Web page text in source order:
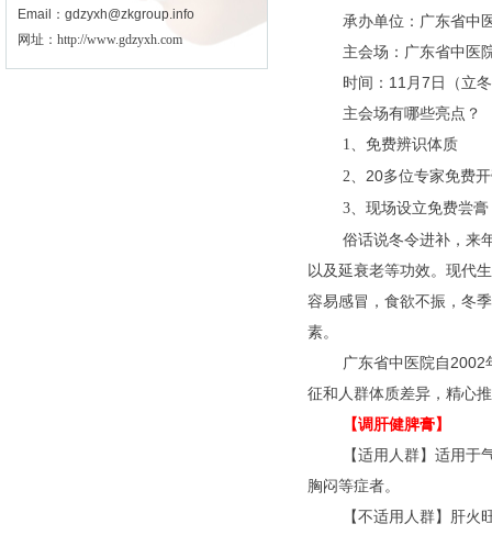
Email：gdzyxh@zkgroup.info
网址： http://www.gdzyxh.com
承办单位：广东省中
主会场：广东省中医
时间： 11 月7日（立
主会场有哪些亮点？
1 、免费辨识体质
2 20多位专家免费
3 、现场设立免费尝膏
俗话说冬令进补，来
以及延衰老等功效。现代
容易感冒，食欲不振，冬
素。
广东省中医院自2002
征和人群体质差异，精心
【调肝健脾膏】
【适用人群】适用
胸闷等症者。
【不适用人群】肝火